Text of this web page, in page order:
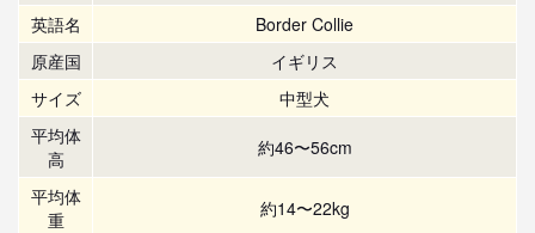
英語名
Border Collie
原産国
イギリス
サイズ
中型犬
平均体
高
約46〜56cm
平均体
重
約14〜22kg